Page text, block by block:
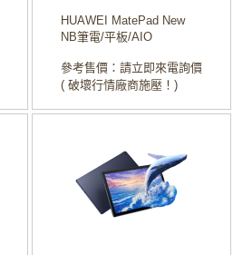
HUAWEI MatePad New
NB筆電/平板/AIO
參考售價：請立即來電詢價
( 破壞行情廠商施壓！)